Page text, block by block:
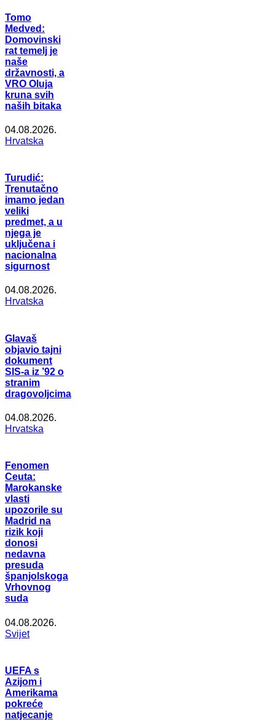
Tomo
Medved:
Domovinski
rat temelj je
naše
državnosti, a
VRO Oluja
kruna svih
naših bitaka
04.08.2026.
Hrvatska
Turudić:
Trenutačno
imamo jedan
veliki
predmet, a u
njega je
uključena i
nacionalna
sigurnost
04.08.2026.
Hrvatska
Glavaš
objavio tajni
dokument
SIS-a iz ’92 o
stranim
dragovoljcima
04.08.2026.
Hrvatska
Fenomen
Ceuta:
Marokanske
vlasti
upozorile su
Madrid na
rizik koji
donosi
nedavna
presuda
španjolskoga
Vrhovnog
suda
04.08.2026.
Svijet
UEFA s
Azijom i
Amerikama
pokreće
natjecanje